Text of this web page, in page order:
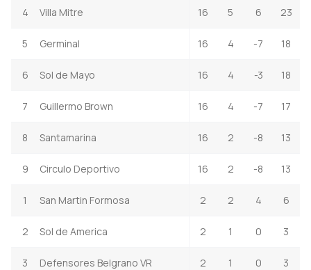
4 Villa Mitre 16 5 6 23
5 Germinal 16 4 -7 18
6 Sol de Mayo 16 4 -3 18
7 Guillermo Brown 16 4 -7 17
8 Santamarina 16 2 -8 13
9 Circulo Deportivo 16 2 -8 13
1 San Martin Formosa 2 2 4 6
2 Sol de America 2 1 0 3
3 Defensores Belgrano VR 2 1 0 3